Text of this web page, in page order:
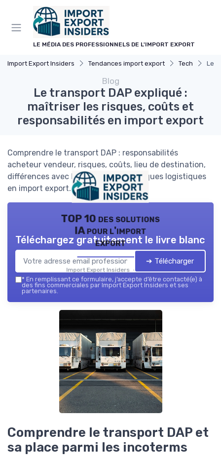
LE MÉDIA DES PROFESSIONNELS DE L'IMPORT EXPORT
Import Export Insiders Tendances import export Tech Le
Blog
Le transport DAP expliqué :
maîtriser les risques, coûts et
responsabilités en import export
Comprendre le transport DAP : responsabilités
acheteur vendeur, risques, coûts, lieu de destination,
différences avec DDP et bonnes pratiques logistiques
en import export.
TOP 10 des solutions
IA pour l'import
export
Import Export Insiders — 2026
Téléchargez gratuitement le livre blanc
➔ Télécharger
* En remplissant ce formulaire, j’accepte d’être contacté(e) à
des fins commerciales par Import Export Insiders et ses
partenaires.
Comprendre le transport DAP et
sa place parmi les incoterms
Panneau de gestion des cookies